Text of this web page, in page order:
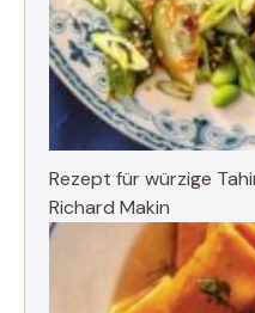
Rezept für würzige
Richard Makin